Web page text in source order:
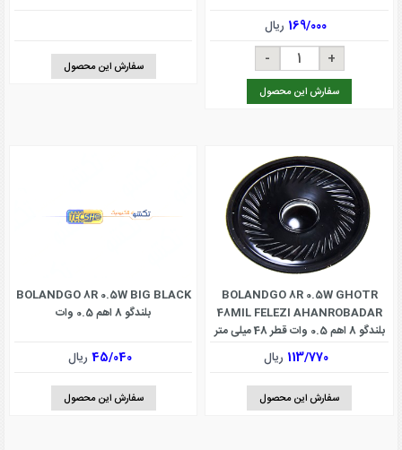
169/000 ریال
سفارش این محصول
سفارش این محصول
BOLANDGO 8R 0.5W GHOTR
48MIL FELEZI AHANROBADAR
بلندگو 8 اهم 0.5 وات قطر 48 میلی متر
113/770 ریال
سفارش این محصول
BOLANDGO 8R 0.5W BIG BLACK
بلندگو 8 اهم 0.5 وات
45/040 ریال
سفارش این محصول